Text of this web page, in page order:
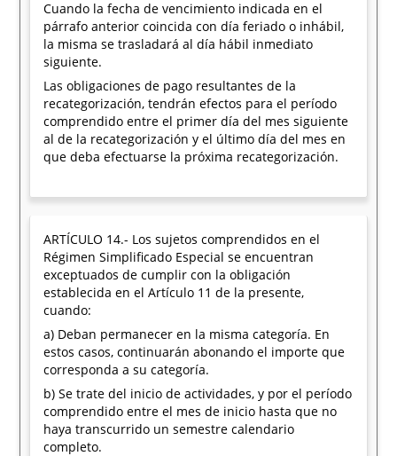
Cuando la fecha de vencimiento indicada en el
párrafo anterior coincida con día feriado o inhábil,
la misma se trasladará al día hábil inmediato
siguiente.
Las obligaciones de pago resultantes de la
recategorización, tendrán efectos para el período
comprendido entre el primer día del mes siguiente
al de la recategorización y el último día del mes en
que deba efectuarse la próxima recategorización.
ARTÍCULO 14.- Los sujetos comprendidos en el
Régimen Simplificado Especial se encuentran
exceptuados de cumplir con la obligación
establecida en el Artículo 11 de la presente,
cuando:
a) Deban permanecer en la misma categoría. En
estos casos, continuarán abonando el importe que
corresponda a su categoría.
b) Se trate del inicio de actividades, y por el período
comprendido entre el mes de inicio hasta que no
haya transcurrido un semestre calendario
completo.